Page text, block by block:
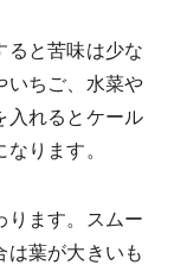
ると苦味は少な
いちご、水菜や
入れるとケール
ります。
ります。スムー
は葉が大きいも